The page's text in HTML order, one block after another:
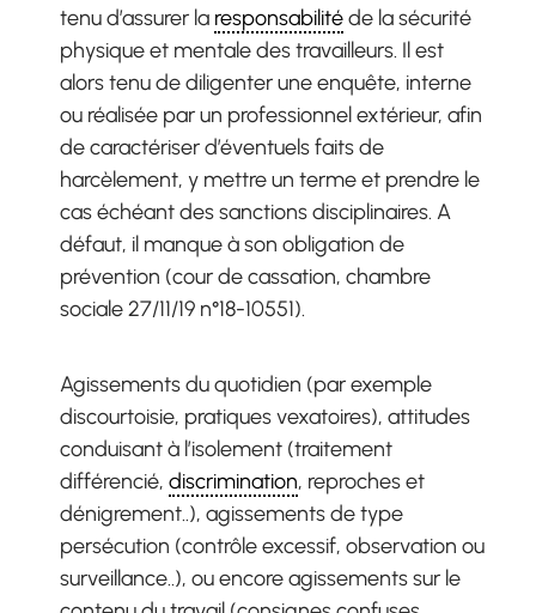
tenu d’assurer la responsabilitéde la sécurité
physique et mentale des travailleurs. Il est
alors tenu de diligenter une enquête, interne
ou réalisée par un professionnel extérieur, afin
de caractériser d’éventuels faits de
harcèlement, y mettre un terme et prendre le
cas échéant des sanctions disciplinaires. A
défaut, il manque à son obligation de
prévention (cour de cassation, chambre
sociale 27/11/19 n°18-10551).
Agissements du quotidien (par exemple
discourtoisie, pratiques vexatoires), attitudes
conduisant à l’isolement (traitement
différencié, discrimination, reproches et
dénigrement..), agissements de type
persécution (contrôle excessif, observation ou
surveillance..), ou encore agissements sur le